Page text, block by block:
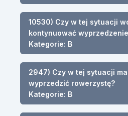
10530) Czy w tej sytuacji
kontynuować
Kategorie: B
2947) Czy w tej sytuacji
wyprzedzić rowerzystę?
Kategorie: B